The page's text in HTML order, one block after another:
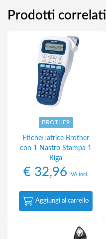
Prodotti correlati
BROTHER
Etichettatrice Brother
con 1 Nastro Stampa 1
Riga
€32,96 IVA incl.
Aggiungi al carrello